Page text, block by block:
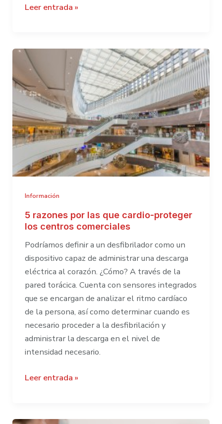
Unidos
Canarias-
Por
una
comunidad
de
vecinos
con
corazón
Leer entrada »
Información
5 razones por las que cardio-proteger
los centros comerciales
Podríamos definir a un desfibrilador como un
dispositivo capaz de administrar una descarga
eléctrica al corazón. ¿Cómo? A través de la
pared torácica. Cuenta con sensores integrados
que se encargan de analizar el ritmo cardíaco
de la persona, así como determinar cuando es
necesario proceder a la desfibrilación y
administrar la descarga en el nivel de
intensidad necesario.
5
las
Leer entrada »